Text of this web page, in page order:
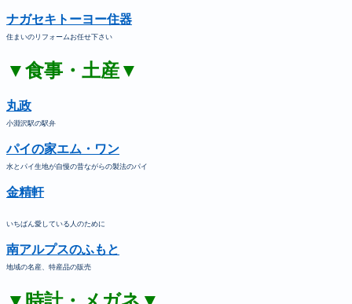
ナガセキトーヨー住器
住まいのリフォームお任せ下さい
▼食事・土産▼
丸政
小淵沢駅の駅弁
パイの家エム・ワン
水とパイ生地が自慢の昔ながらの製法のパイ
金精軒
いちばん愛している人のために
南アルプスのふもと
地域の名産、特産品の販売